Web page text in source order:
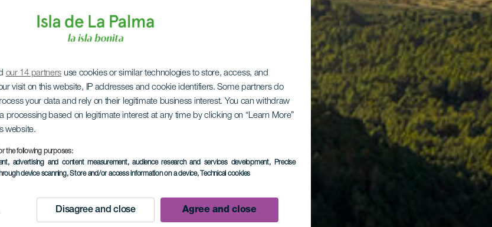
our 14 partners use cookies or similar technologies to store, access, and
visit on this website, IP addresses and cookie identifiers. Some partners do
your data and rely on their legitimate business interest. You can withdraw
processing based on legitimate interest at any time by clicking on “Learn More”
website.
the following purposes:
advertising and content measurement, audience research and services development, Precise
device scanning, Store and/or access information on a device, Technical cookies
Disagree and close Agree and close